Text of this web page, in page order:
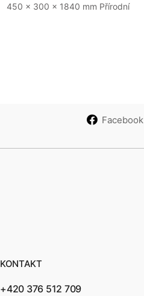
450 x 300 x 1840 mm Přírodní
Facebook
KONTAKT
+420 376 512 709